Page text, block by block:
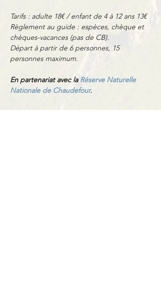
Tarifs : adulte 18€ / enfant de 4 à 12 ans 13€
Règlement au guide : espèces, chèque et
chèques-vacances (pas de CB).
Départ à partir de 6 personnes, 15
personnes maximum.
En partenariat avec la Réserve Naturelle
Nationale de Chaudefour.